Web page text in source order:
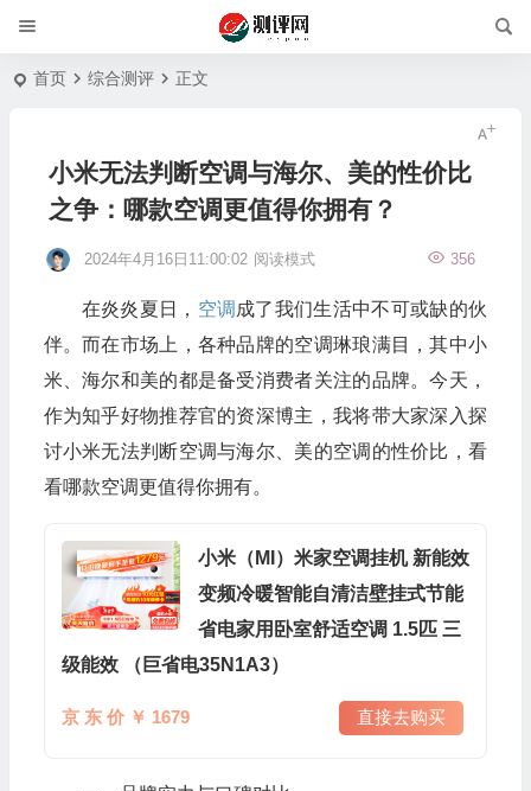
首页 综合测评 正文
小米无法判断空调与海尔、美的性价比
之争：哪款空调更值得你拥有？
2024年4月16日11:00:02 356
阅读模式
在炎炎夏日， 空调 成了我们生活中不可或缺的伙
伴。而在市场上，各种品牌的空调琳琅满目，其中小
米、海尔和美的都是备受消费者关注的品牌。今天，
作为知乎好物推荐官的资深博主，我将带大家深入探
讨小米无法判断空调与海尔、美的空调的性价比，看
看哪款空调更值得你拥有。
小米（MI）米家空调挂机 新能效
变频冷暖智能自清洁壁挂式节能
省电家用卧室舒适空调 1.5匹 三
级能效 （巨省电35N1A3）
京 东 价 ￥ 1679 直接去购买